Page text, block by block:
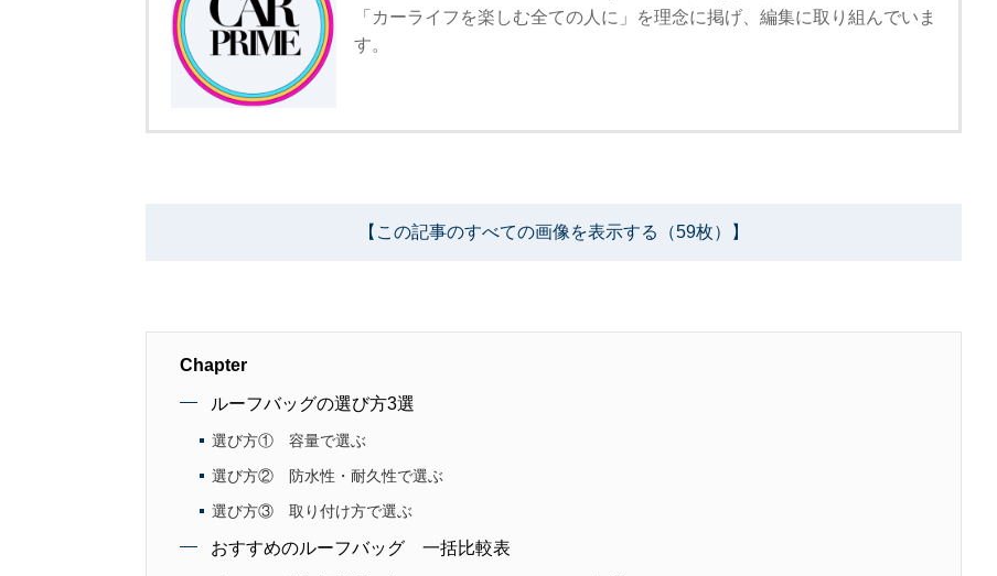
「カーライフを楽しむ全ての人に」を理念に掲げ、編集に取り組んでいま
す。
【この記事のすべての画像を表示する（59枚）】
Chapter
ルーフバッグの選び方3選
選び方① 容量で選ぶ
選び方② 防水性・耐久性で選ぶ
選び方③ 取り付け方で選ぶ
おすすめのルーフバッグ 一括比較表